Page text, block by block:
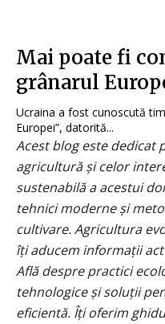
Mai poate fi
grânarul
Ucraina a fost cunoscută
Europei”, datorită...
Acest blog este dedicat
agricultură și celor
sustenabilă a acestui
tehnici moderne și
cultivare. Agricultura
îți aducem informații
Află despre practici
tehnologice și soluții
eficientă. Îți oferim